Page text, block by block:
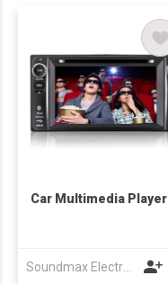
Car Multimedia Player
Soundmax Electronics Ltd